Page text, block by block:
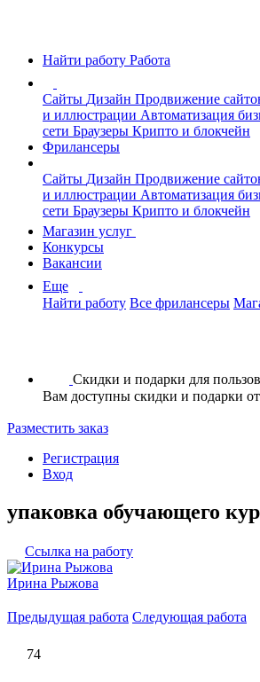
Найти работу Работа
Сайты Дизайн Продвижение
и иллюстрации Автоматизация
сети Браузеры Крипто и блокчейн
Фрилансеры
Сайты Дизайн Продвижение
и иллюстрации Автоматизация
сети Браузеры Крипто и блокчейн
Магазин услуг
Конкурсы
Вакансии
Еще
Найти работу Все фрилансеры
Скидки и подарки для
Вам доступны скидки и подарки
Разместить заказ
Регистрация
Вход
упаковка обучающего
Ссылка на работу
Ирина Рыжова
Предыдущая работа Следующая работа
74